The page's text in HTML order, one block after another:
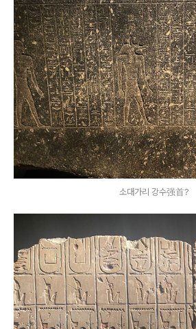
소대가리 강수强首?